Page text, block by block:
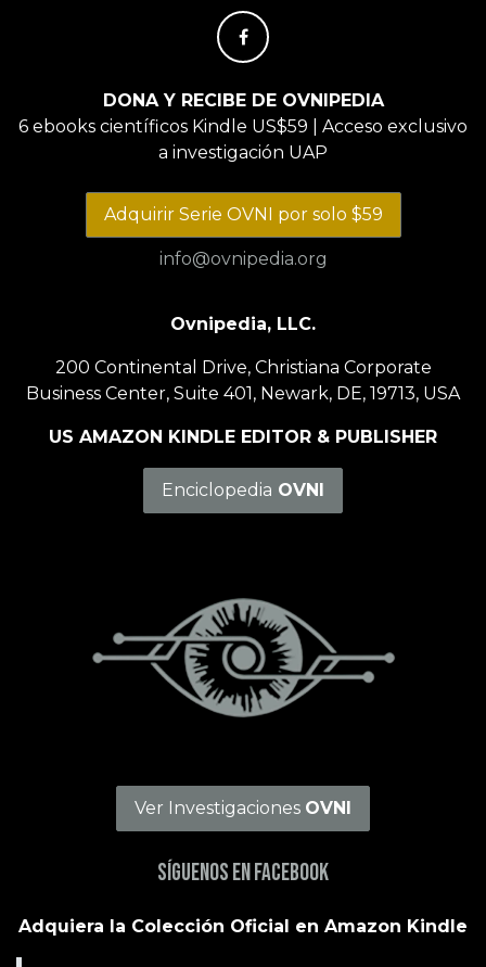
DONA Y RECIBE DE OVNIPEDIA
6 ebooks científicos Kindle US$59 | Acceso exclusivo
a investigación UAP
Adquirir Serie OVNI por solo $59
info@ovnipedia.org
Ovnipedia, LLC.
200 Continental Drive, Christiana Corporate
Business Center, Suite 401, Newark, DE, 19713, USA
US AMAZON KINDLE EDITOR & PUBLISHER
Enciclopedia OVNI
Ver Investigaciones OVNI
Síguenos en Facebook
Adquiera la Colección Oficial en Amazon Kindle